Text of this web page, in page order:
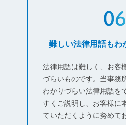
難しい法律用語もわ
法律用語は難しく、お客
づらいものです。当事務
わかりづらい法律用語を
すくご説明し、お客様に
ていただくように努めて